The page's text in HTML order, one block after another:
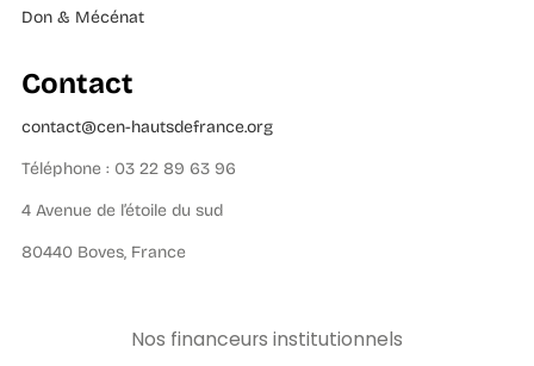
Don & Mécénat
Contact
contact@cen-hautsdefrance.org
Téléphone : 03 22 89 63 96
4 Avenue de l’étoile du sud
80440 Boves, France
Nos financeurs institutionnels